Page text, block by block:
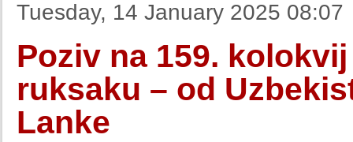
Tuesday, 14 January 2025 08:07
Poziv na 159.
ruksaku – od
Lanke